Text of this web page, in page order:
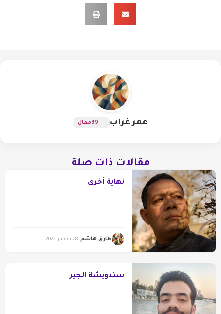
عمر غراب 39مقال
مقالات ذات صلة
نهاية أخرى
طارق هاشم 28 نوفمبر 2022
سندويشة الجير